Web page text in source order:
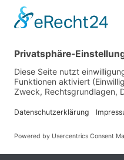
Koordinaten:
(gegenüber